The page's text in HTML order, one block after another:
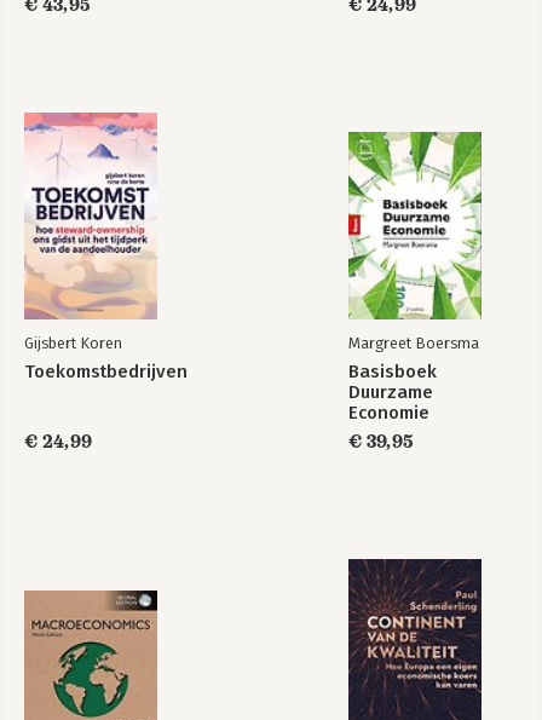
€ 43,95 € 24,99
Gijsbert Koren
Toekomstbedrijven
€ 24,99
Margreet Boersma
Basisboek
Duurzame
Economie
€ 39,95